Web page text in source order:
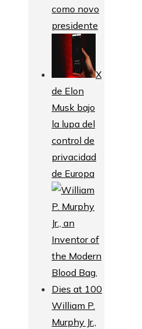
como novo
presidente
X
de Elon
Musk bajo
la lupa del
control de
privacidad
de Europa
William P.
Murphy Jr.,